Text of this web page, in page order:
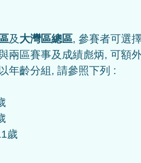
及 大灣區總區, 參賽者可選
兩區賽事及成績彪炳, 可額
年齡分組, 請參照下列 :
歲